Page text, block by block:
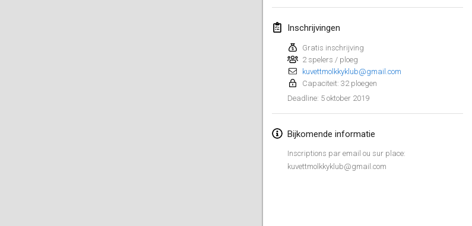
Inschrijvingen
Gratis inschrijving
2 spelers / ploeg
kuvettmolkkyklub@gmail.com
Capaciteit: 32 ploegen
Deadline: 5 oktober 2019
Bijkomende informatie
Inscriptions par email ou sur place:
kuvettmolkkyklub@gmail.com
2 feb. 2019
Lumi Mölkky
9 feb. 2019|Finland
OTH
16 feb. 2019| Finland